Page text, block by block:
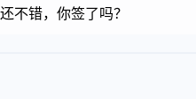
不错，你签了吗？